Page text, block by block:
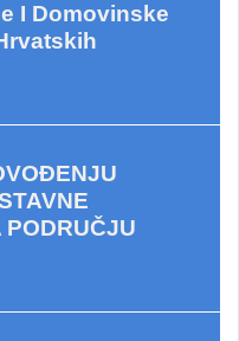
I Domovinske
PODRUČJU